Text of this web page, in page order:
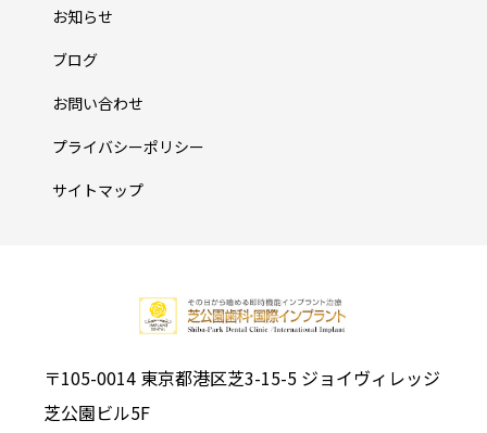
お知らせ
ブログ
お問い合わせ
プライバシーポリシー
サイトマップ
〒105-0014 東京都港区芝3-15-5 ジョイヴィレッジ
芝公園ビル5F